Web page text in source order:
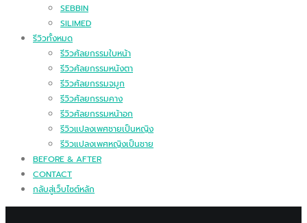
SEBBIN
SILIMED
รีวิวทั้งหมด
รีวิวศัลยกรรมใบหน้า
รีวิวศัลยกรรมหนังตา
รีวิวศัลยกรรมจมูก
รีวิวศัลยกรรมคาง
รีวิวศัลยกรรมหน้าอก
รีวิวแปลงเพศชายเป็นหญิง
รีวิวแปลงเพศหญิงเป็นชาย
BEFORE & AFTER
CONTACT
กลับสู่เว็บไซต์หลัก